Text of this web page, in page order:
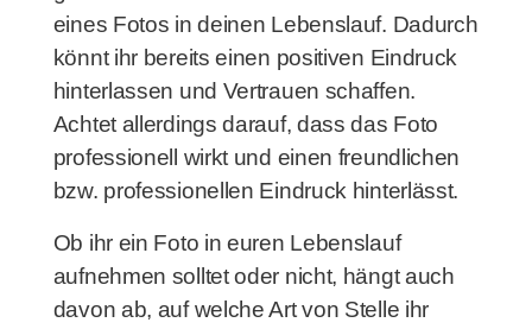
eines Fotos in deinen Lebenslauf. Dadurch
könnt ihr bereits einen positiven Eindruck
hinterlassen und Vertrauen schaffen.
Achtet allerdings darauf, dass das Foto
professionell wirkt und einen freundlichen
bzw. professionellen Eindruck hinterlässt.
Ob ihr ein Foto in euren Lebenslauf
aufnehmen solltet oder nicht, hängt auch
davon ab, auf welche Art von Stelle ihr